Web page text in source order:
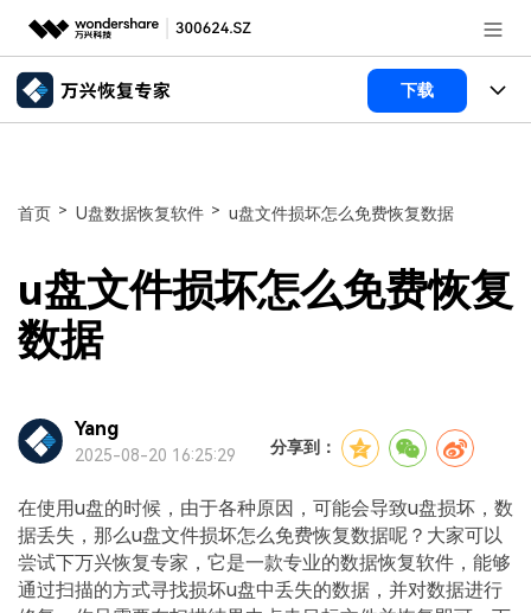
推荐产品
新闻中心
关于万兴
加入我们
下载
数据恢复
使用教程
破损文件修复
文章资讯
电脑数据恢复
服务与支持
联系我们
首页 > U盘数据恢复软件 > u盘文件损坏怎么免费恢复数据
u盘文件损坏怎么免费恢复
数据
Yang
2025-08-20 16:25:29 分享到：
在使用u盘的时候，由于各种原因，可能会导致u盘损坏，数
据丢失，那么u盘文件损坏怎么免费恢复数据呢？大家可以
尝试下万兴恢复专家，它是一款专业的数据恢复软件，能够
通过扫描的方式寻找损坏u盘中丢失的数据，并对数据进行